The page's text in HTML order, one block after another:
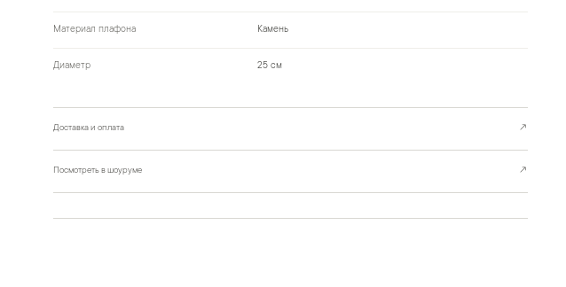
Материал плафона Камень
Диаметр 25 см
Доставка и оплата ↗
Посмотреть в шоуруме ↗